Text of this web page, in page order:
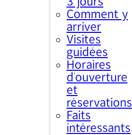
Comment y
arriver
Visites
guidées
Horaires
d’ouverture
et
réservations
Faits
intéressants